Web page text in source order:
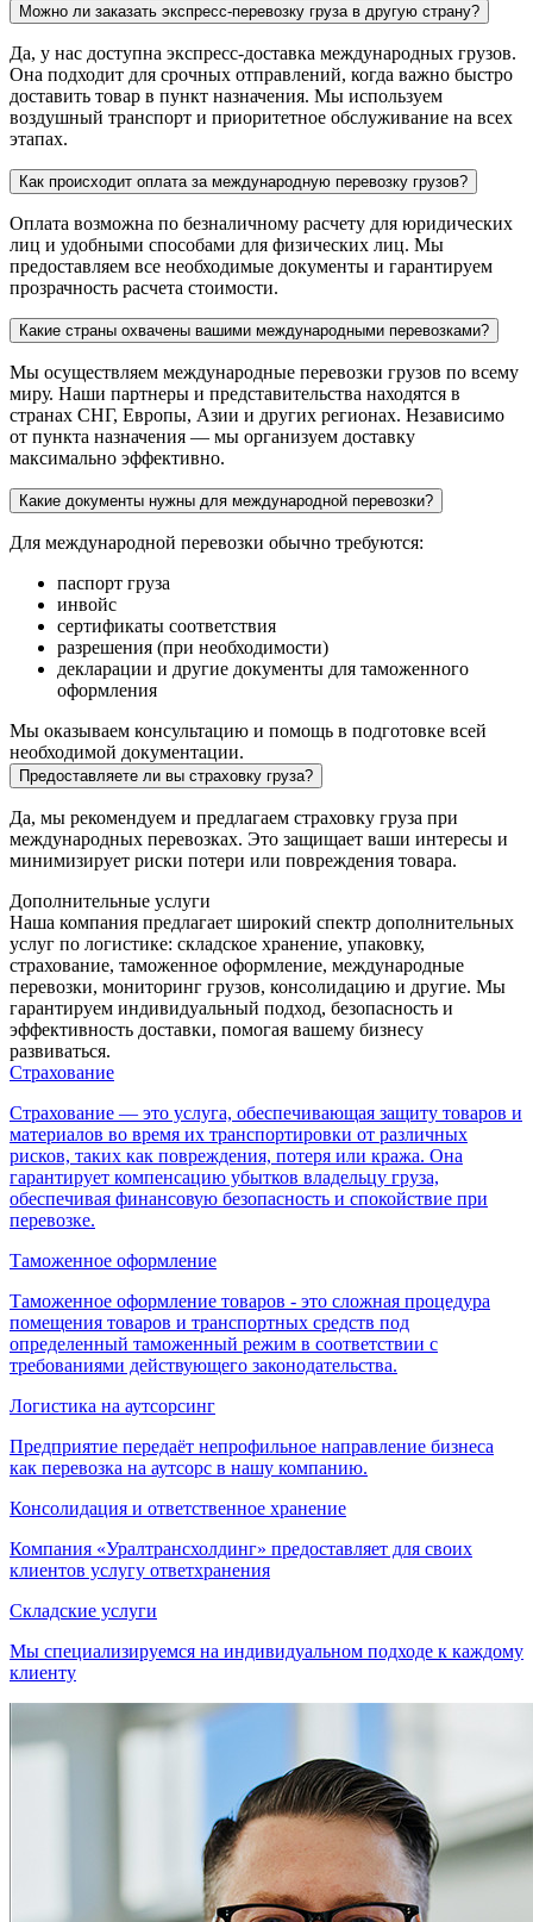
Можно ли заказать экспресс-перевозку груза в другую страну?
Да, у нас доступна экспресс-доставка международных грузов.
Она подходит для срочных отправлений, когда важно быстро
доставить товар в пункт назначения. Мы используем
воздушный транспорт и приоритетное обслуживание на всех
этапах.
Как происходит оплата за международную перевозку грузов?
Оплата возможна по безналичному расчету для юридических
лиц и удобными способами для физических лиц. Мы
предоставляем все необходимые документы и гарантируем
прозрачность расчета стоимости.
Какие страны охвачены вашими международными перевозками?
Мы осуществляем международные перевозки грузов по всему
миру. Наши партнеры и представительства находятся в
странах СНГ, Европы, Азии и других регионах. Независимо
от пункта назначения — мы организуем доставку
максимально эффективно.
Какие документы нужны для международной перевозки?
Для международной перевозки обычно требуются:
паспорт груза
инвойс
сертификаты соответствия
разрешения (при необходимости)
декларации и другие документы для таможенного
оформления
Мы оказываем консультацию и помощь в подготовке всей
необходимой документации.
Предоставляете ли вы страховку груза?
Да, мы рекомендуем и предлагаем страховку груза при
международных перевозках. Это защищает ваши интересы и
минимизирует риски потери или повреждения товара.
Дополнительные услуги
Наша компания предлагает широкий спектр дополнительных
услуг по логистике: складское хранение, упаковку,
страхование, таможенное оформление, международные
перевозки, мониторинг грузов, консолидацию и другие. Мы
гарантируем индивидуальный подход, безопасность и
эффективность доставки, помогая вашему бизнесу
развиваться.
Страхование
Страхование — это услуга, обеспечивающая защиту товаров и
материалов во время их транспортировки от различных
рисков, таких как повреждения, потеря или кража. Она
гарантирует компенсацию убытков владельцу груза,
обеспечивая финансовую безопасность и спокойствие при
перевозке.
Таможенное оформление
Таможенное оформление товаров - это сложная процедура
помещения товаров и транспортных средств под
определенный таможенный режим в соответствии с
требованиями действующего законодательства.
Логистика на аутсорсинг
Предприятие передаёт непрофильное направление бизнеса
как перевозка на аутсорс в нашу компанию.
Консолидация и ответственное хранение
Компания «Уралтрансхолдинг» предоставляет для своих
клиентов услугу ответхранения
Складские услуги
Мы специализируемся на индивидуальном подходе к каждому
клиенту